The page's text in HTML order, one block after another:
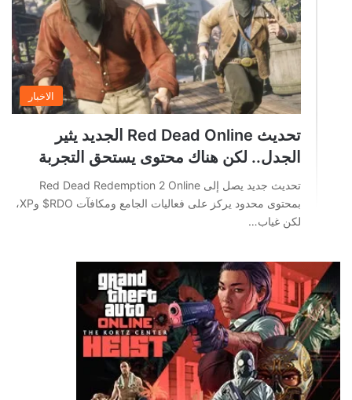
الاخبار
تحديث Red Dead Online الجديد يثير
الجدل.. لكن هناك محتوى يستحق التجربة
تحديث جديد يصل إلى Red Dead Redemption 2 Online
بمحتوى محدود يركز على فعاليات الجامع ومكافآت RDO$ وXP،
لكن غياب…